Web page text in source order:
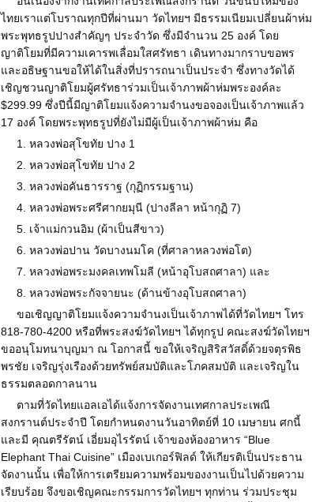
ไทยเราแต่โบราณทุกปีที่ผ่านมา วัดไทยฯ มีธรรมเนียมเปลี่ยนผ้าห่ม
พระพุทธรูปปางสำคัญๆ ประจำวัด ซึ่งมีจำนวน 25 องค์ โดย
ญาติโยมที่มีความเคารพเลื่อมใสศรัทธา เดินทางมากราบขอพร
และอธิษฐานขอให้ได้ในสิ่งที่ปรารถนาเป็นประจำ ซึ่งทางวัดได้
เชิญชวนญาติโยมผู้ศรัทธาร่วมเป็นเจ้าภาพผ้าห่มพระองค์ละ
$299.99 ซึ่งปีนี้มีญาติโยมแจ้งความจำนงขอจองเป็นเจ้าภาพแล้ว
17 องค์ โดยพระพุทธรูปที่ยังไม่มีผู้เป็นเจ้าภาพผ้าห่ม คือ
1. หลวงพ่อสุโขทัย ปาง 1
2. หลวงพ่อสุโขทัย ปาง 2
3. หลวงพ่อคันธารราฐ (กุฏิกรรมฐาน)
4. หลวงพ่อพระศรีศากยมุนี (ปางลีลา หน้ากุฏิ 7)
5. เจ้าแม่กวนอิม (ผ้าเป็นสีขาว)
6. หลวงพ่อปาน วัดบางนมโค (ที่ศาลาหลวงพ่อโต)
7. หลวงพ่อพระมงคลเทพโมลี (หน้าอุโบสถศาลา) และ
8. หลวงพ่อพระกัจจายนะ (ด้านข้างอุโบสถศาลา)
ขอเชิญญาติโยมแจ้งความจำนงเป็นเจ้าภาพได้ที่วัดไทยฯ โทร
818-780-4200 หรือที่พระสงฆ์วัดไทยฯ ได้ทุกรูป คณะสงฆ์วัดไทยฯ
ขออนุโมทนาบุญมา ณ โอกาสนี้ ขอให้เจริญสิริสวัสดิ์ด้วยจตุรพิธ
พรชัย เจริญรุ่งเรืองด้วยทรัพย์สมบัติและโภคสมบัติ และเจริญใน
ธรรมตลอดกาลนาน
ตามที่วัดไทยแอลเอได้แจ้งการจัดงานเทศกาลประเพณี
สงกรานต์ประจำปี โดยกำหนดงานวันอาทิตย์ที่ 10 เมษายน ศกนี้
และมี คุณตรีรัตน์ เอี่ยมอุไรรัตน์ เจ้าของห้องอาหาร “Blue
Elephant Thai Cuisine” เมืองเบเกอร์ฟิลด์ ให้เกียรติเป็นประธาน
จัดงานนั้น เพื่อให้การเตรียมความพร้อมของงานเป็นไปด้วยความ
เรียบร้อย จึงขอเชิญคณะกรรมการวัดไทยฯ ทุกท่าน ร่วมประชุม